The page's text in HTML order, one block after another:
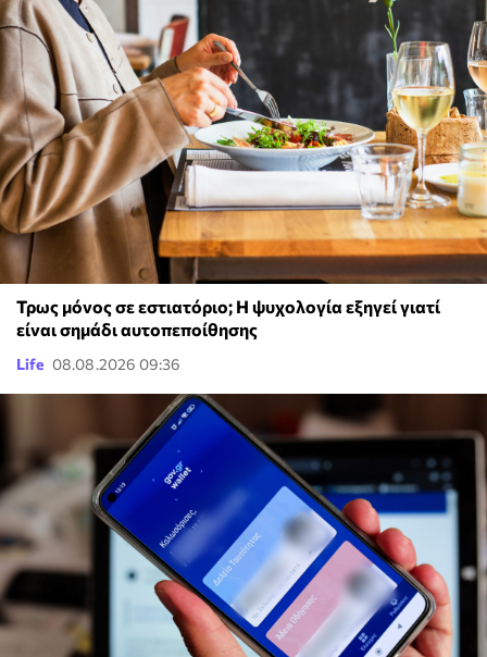
Τρως μόνος σε εστιατόριο; Η ψυχολογία εξηγεί γιατί
είναι σημάδι αυτοπεποίθησης
Life 08.08.2026 09:36